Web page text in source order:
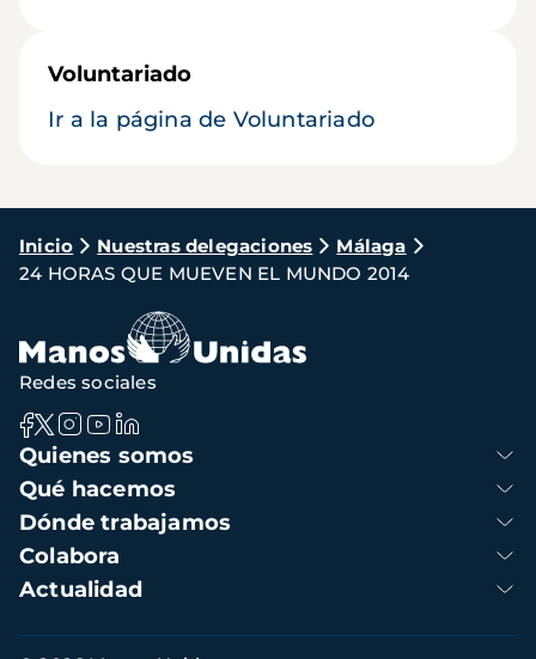
Voluntariado
Ir a la página de Voluntariado
Ruta
de
navegación
Inicio Nuestras delegaciones
Málaga
24 HORAS QUE MUEVEN EL MUNDO 2014
Navegación
principal
Quienes somos
Qué hacemos
Dónde trabajamos
Colabora
Actualidad
Redes sociales